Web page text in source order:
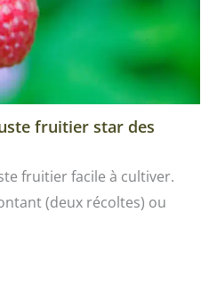
fruitier star des
fruitier facile à cultiver.
(deux récoltes) ou